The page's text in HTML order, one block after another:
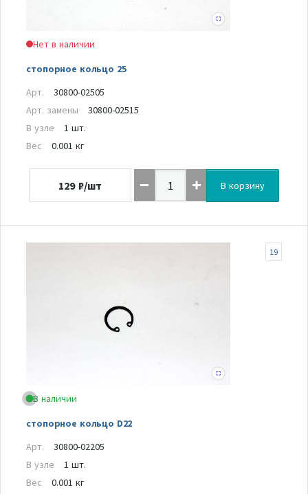
Нет в наличии
стопорное кольцо 25
Арт.
30800-02505
Арт. замены
30800-02515
В узле
1 шт.
Вес
0.001 кг
129 ₽/шт В корзину
В наличии
стопорное кольцо D22
19
Арт.
30800-02205
В узле
1 шт.
Вес
0.001 кг